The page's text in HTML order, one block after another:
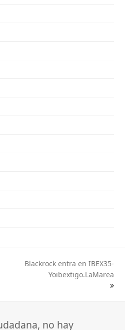
Blackrock entra en IBEX35-
Yoibextigo.LaMarea
no hay